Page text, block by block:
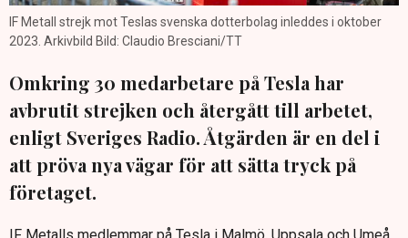
IF Metall strejk mot Teslas svenska dotterbolag inleddes i oktober
2023. Arkivbild Bild: Claudio Bresciani/TT
Omkring 30 medarbetare på Tesla har
avbrutit strejken och återgått till arbetet,
enligt Sveriges Radio. Åtgärden är en del i
att pröva nya vägar för att sätta tryck på
företaget.